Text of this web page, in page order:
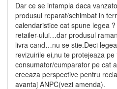
Dar ce se intampla daca
produsul reparat/schimbat in
calendaristice cat spune legea
retailer-ului…dar produsul
livra cand…nu se stie.Deci
revizuirile ei,nu te protejeaza pe
consumator/cumparator pe cat
creeaza perspective pentru
avantaj ANPC(vezi amenda).